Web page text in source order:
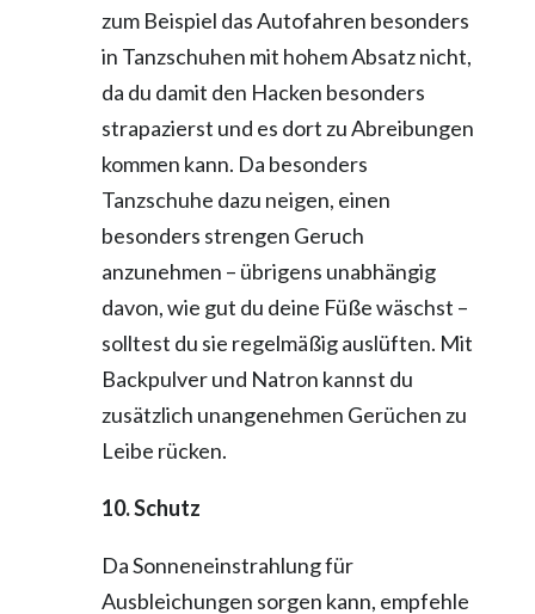
zum Beispiel das Autofahren besonders
in Tanzschuhen mit hohem Absatz nicht,
da du damit den Hacken besonders
strapazierst und es dort zu Abreibungen
kommen kann. Da besonders
Tanzschuhe dazu neigen, einen
besonders strengen Geruch
anzunehmen – übrigens unabhängig
davon, wie gut du deine Füße wäschst –
solltest du sie regelmäßig auslüften. Mit
Backpulver und Natron kannst du
zusätzlich unangenehmen Gerüchen zu
Leibe rücken.
10. Schutz
Da Sonneneinstrahlung für
Ausbleichungen sorgen kann, empfehle